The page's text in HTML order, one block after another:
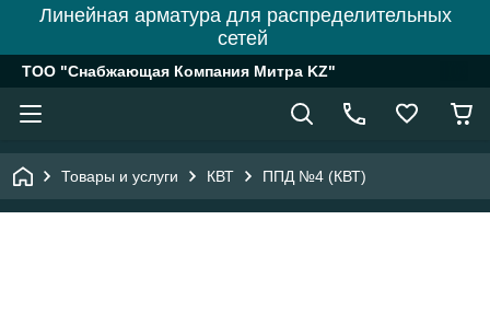
Линейная арматура для распределительных
сетей
ТОО "Снабжающая Компания Митра KZ"
Товары и услуги КВТ ППД №4 (КВТ)